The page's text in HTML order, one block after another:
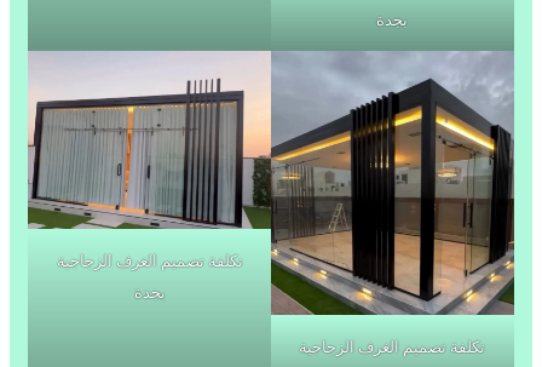
بجدة
تكلفة تصميم الغرف الزجاجية
تكلفة تصميم الغرف الزجاجية
بجدة